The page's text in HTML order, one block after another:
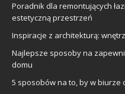
Poradnik dla remontujących
estetyczną przestrzeń
Inspiracje z architekturą:
Najlepsze sposoby na
domu
5 sposobów na to, by w biurze